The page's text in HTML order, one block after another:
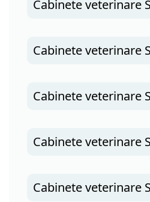
Cabinete veterinare
Cabinete veterinare
Cabinete veterinare
Cabinete veterinare
Cabinete veterinare